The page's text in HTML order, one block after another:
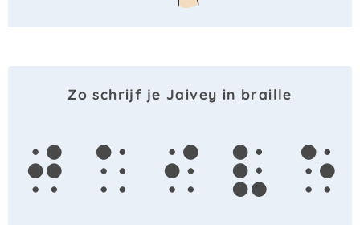
Zo schrijf je Jaivey in braille
j a i v e